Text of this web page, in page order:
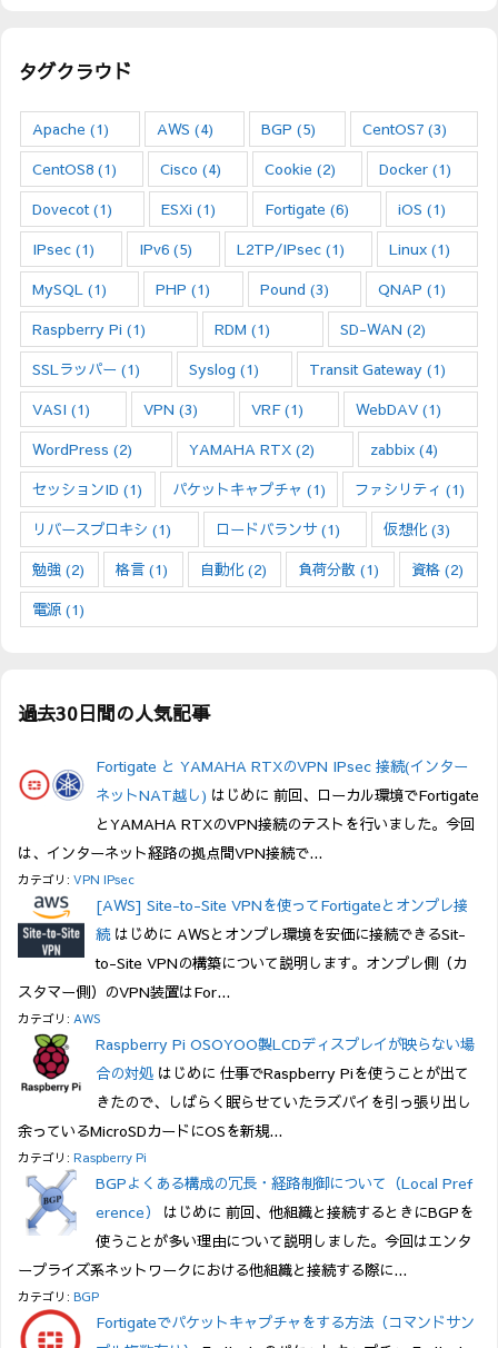
タグクラウド
Apache (1) AWS (4) BGP (5) CentOS7 (3)
CentOS8 (1) Cisco (4) Cookie (2) Docker (1)
Dovecot (1) ESXi (1) Fortigate (6) iOS (1)
IPsec (1) IPv6 (5) L2TP/IPsec (1) Linux (1)
MySQL (1) PHP (1) Pound (3) QNAP (1)
Raspberry Pi (1) RDM (1) SD-WAN (2)
SSLラッパー (1) Syslog (1) Transit Gateway(1)
VASI (1) VPN (3) VRF(1) WebDAV (1)
WordPress (2) YAMAHA RTX(2) zabbix (4)
セッションID (1) パケットキャプチャ (1) ファシリティ (1)
リバースプロキシ (1) ロードバランサ(1) 仮想化 (3)
勉強 (2) 格言 (1) 自動化(2) 負荷分散 (1) 資格(2)
電源 (1)
過去30日間の人気記事
Fortigate と YAMAHA RTXのVPN IPsec 接続(インター
ネットNAT越し) はじめに 前回、ローカル環境でFortigate
とYAMAHA RTXのVPN接続のテストを行いました。今回
は、インターネット経路の拠点間VPN接続で...
カテゴリ: VPN IPsec
[AWS] Site-to-Site VPNを使ってFortigateとオンプレ接
続 はじめに AWSとオンプレ環境を安価に接続できるSit-
to-Site VPNの構築について説明します。オンプレ側（カ
スタマー側）のVPN装置はFor...
カテゴリ: AWS
Raspberry Pi OSOYOO製LCDディスプレイが映らない場
合の対処 はじめに 仕事でRaspberry Piを使うことが出て
きたので、しばらく眠らせていたラズパイを引っ張り出し
余っているMicroSDカードにOSを新規...
カテゴリ: Raspberry Pi
BGPよくある構成の冗長・経路制御について（Local Pref
erence）
はじめに 前回、他組織と接続するときにBGPを
使うことが多い理由について説明しました。今回はエンタ
ープライズ系ネットワークにおける他組織と接続する際に...
カテゴリ: BGP
Fortigateでパケットキャプチャをする方法（コマンドサン